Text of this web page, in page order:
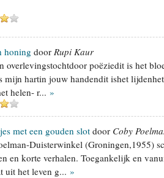
honing door Rupi Kaur
overlevingstochtdoor poëziedit is het
mijn hartin jouw handendit ishet
helen- r... »
met een gouden slot door Coby
Duisterwinkel (Groningen,1955)
en korte verhalen. Toegankelijk en
uit het leven g... »